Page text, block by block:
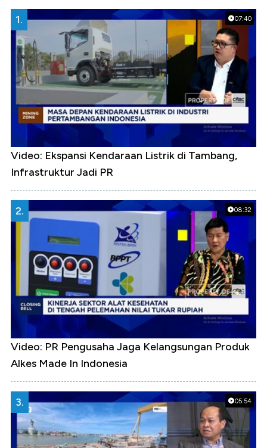
07:40
1.
Video: Ekspansi Kendaraan Listrik di Tambang,
Infrastruktur Jadi PR
08:32
2.
Video: PR Pengusaha Jaga Kelangsungan Produk
Alkes Made In Indonesia
05:54
3.